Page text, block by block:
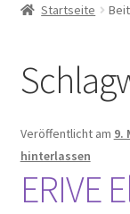
Vorsicht
Über FunShop
Impressum
Startseite
Veröffentlicht am 9.
hinterlassen
ERIVE